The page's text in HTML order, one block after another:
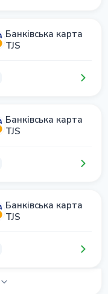
Банківська карта
TJS
Банківська карта
TJS
Банківська карта
TJS